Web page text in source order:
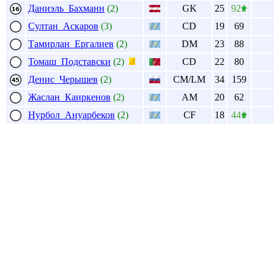
Даниэль Бахманн (2) GK 25
92
Султан Аскаров (3) CD 19
69
Тамирлан Ергалиев (2) DM 23
88
Томаш Подставски (2) CD 22
80
Денис Черышев (2) CM/LM 34
159
Жаслан Каиркенов (2) AM 20
62
Нурбол Ануарбеков (2) CF 18 44